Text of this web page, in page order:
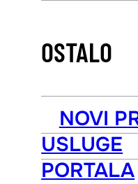
OSTALO
NOVI
USLUGE
PORTALA